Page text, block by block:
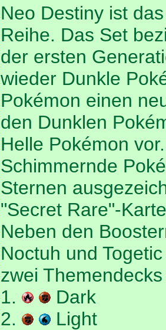
Reihe. Das Set
der ersten
wieder Dunkle
Pokémon einen
den Dunklen
Helle Pokémon
Schimmernde
Sternen
"Secret Rare"-
Neben den
Noctuh und
zwei
1.
Dark
2.
Light